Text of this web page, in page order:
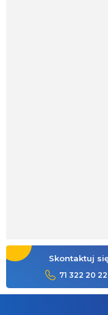
Skontaktuj
71 322 20 22